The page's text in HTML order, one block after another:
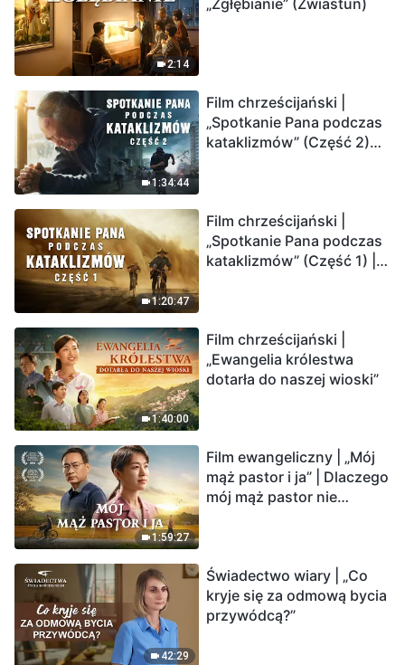
2:14
„Zgłębianie” (Zwiastun)
1:34:44
Film chrześcijański |
„Spotkanie Pana podczas
kataklizmów” (Część 2)
Ludzkość weszła w
odliczanie. Czy znalazłeś
już drogę ocalenia?
1:20:47
Film chrześcijański |
„Spotkanie Pana podczas
kataklizmów” (Część 1) |
1:40:00
Film chrześcijański |
„Ewangelia królestwa
dotarła do naszej wioski”
1:59:27
Film ewangeliczny | „Mój
mąż pastor i ja” | Dlaczego
mój mąż pastor nie
42:29
Świadectwo wiary | „Co
kryje się za odmową bycia
przywódcą?”